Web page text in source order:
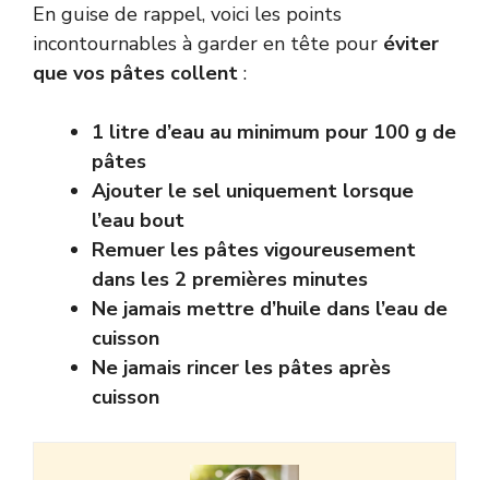
En guise de rappel, voici les points
incontournables à garder en tête pour éviter
que vos pâtes collent :
1 litre d’eau au minimum pour 100 g de
pâtes
Ajouter le sel uniquement lorsque
l’eau bout
Remuer les pâtes vigoureusement
dans les 2 premières minutes
Ne jamais mettre d’huile dans l’eau de
cuisson
Ne jamais rincer les pâtes après
cuisson